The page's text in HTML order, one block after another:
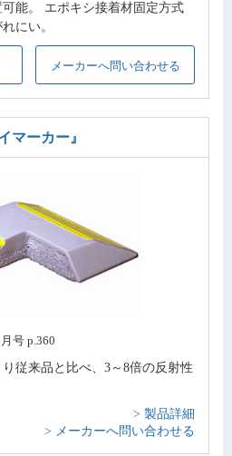
能。 エポキシ接着材固定方式
にい。
メーカーへ問い合わせる
マーカー』
号 p.360
従来品と比べ、3～8倍の反射性
> 製品詳細
> メーカーへ問い合わせる